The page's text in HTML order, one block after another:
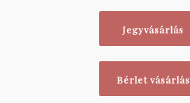
Jegyvásárlás
Bérlet vásárlás